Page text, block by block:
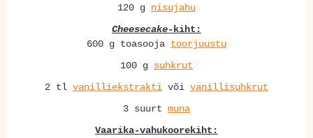
120 g nisujahu
Cheesecake-kiht:
600 g toasooja toorjuustu
100 g suhkrut
2 tl vanilliekstrakti või vanillisuhkrut
3 suurt muna
Vaarika-vahukoorekiht: